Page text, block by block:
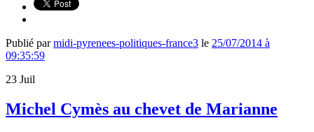
Publié parmidi-pyrenees-politiques-france3 le 25/07/2014 à
09:35:59
23 Juil
Michel Cymès au chevet de Marianne